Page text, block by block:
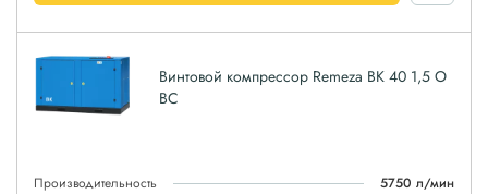
Винтовой компрессор Remeza ВК 40 1,5 О
ВС
Производительность
5750 л/мин